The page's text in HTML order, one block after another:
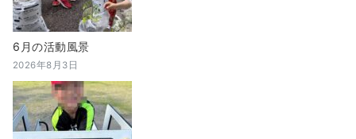
6月の活動風景
2026年8月3日